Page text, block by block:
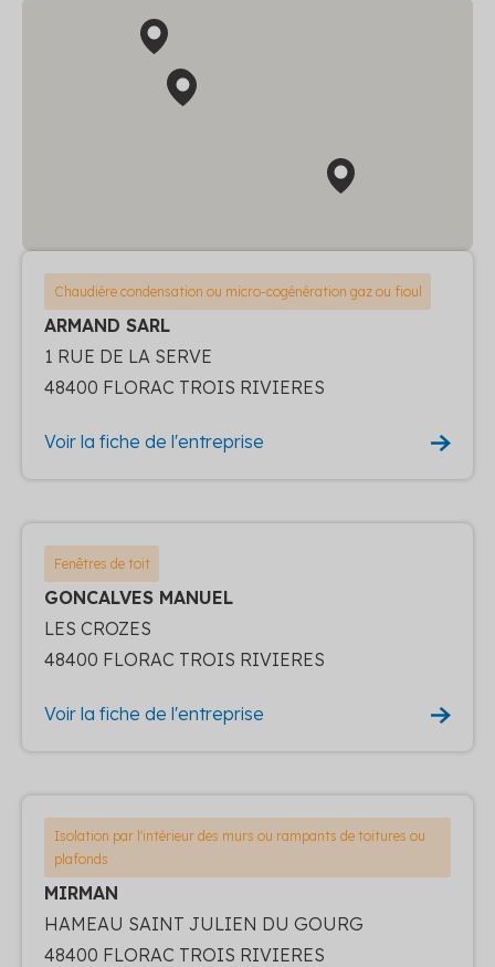
Chaudière condensation ou micro-cogénération gaz ou fioul
ARMAND SARL
1 RUE DE LA SERVE
48400 FLORAC TROIS RIVIERES
Voir la fiche de l'entreprise
Fenêtres de toit
GONCALVES MANUEL
LES CROZES
48400 FLORAC TROIS RIVIERES
Voir la fiche de l'entreprise
Isolation par l'intérieur des murs ou rampants de toitures ou
plafonds
MIRMAN
HAMEAU SAINT JULIEN DU GOURG
48400 FLORAC TROIS RIVIERES